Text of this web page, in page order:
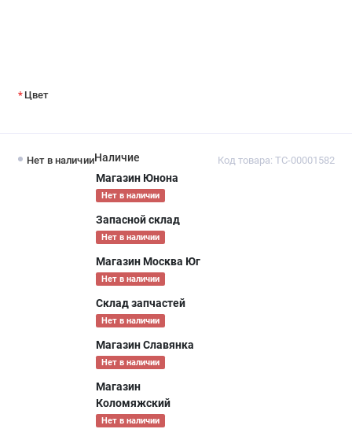
Нет в наличии Код товара: ТС-00001582
Наличие
Магазин Юнона
Нет в наличии
Запасной склад
Нет в наличии
Магазин Москва Юг
Нет в наличии
Склад запчастей
Нет в наличии
Магазин Славянка
Нет в наличии
Магазин
Коломяжский
Нет в наличии
Цвет